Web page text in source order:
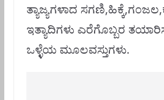
ತ್ಯಾಜ್ಯಗಳಾದ
ಇತ್ಯಾದಿಗಳು ಎರೆಗೊಬ್ಬರ
ಒಳ್ಳೆಯ ಮೂಲವಸ್ತುಗಳು.